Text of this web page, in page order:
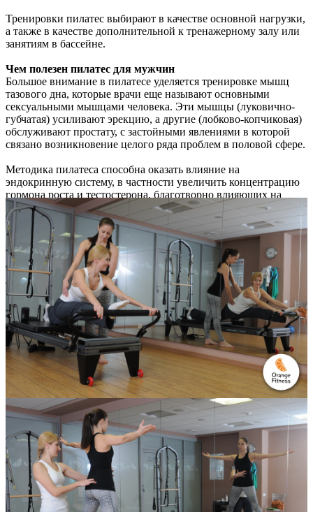
Тренировки пилатес выбирают в качестве основной нагрузки,
а также в качестве дополнительной к тренажерному залу или
занятиям в бассейне.
Чем полезен пилатес для мужчин
Большое внимание в пилатесе уделяется тренировке мышц
тазового дна, которые врачи еще называют основными
сексуальными мышцами человека. Эти мышцы (луковично-
губчатая) усиливают эрекцию, а другие (лобково-копчиковая)
обслуживают простату, с застойными явлениями в которой
связано возникновение целого ряда проблем в половой сфере.
Методика пилатеса способна оказать влияние на
эндокринную систему, в частности увеличить концентрацию
гормона роста и тестостерона, благотворно влияющих на
сексуальную сферу.
Мнение
Роман Медведев, член клуба Orange Fitness на Кубанской
Набережной
Я начал заниматься пилатесом в Orange Fitness больше года
назад. Это направление выбрал, потому что видел хорошие
результаты моих товарищей, которые ходили на пилатес, в том
числе и для решения проблем с позвоночником. За первые
полгода я постройнел на 4-5 кг. Тренировки повышают
работоспособность, улучшают самочувствие, придают
бодрости. Окончательно исчезли небольшие проблемы с
позвоночником, которые иногда беспокоили.
Я веду достаточно активный образ жизни – катаюсь на лыжах,
велосипеде, иногда бегаю, люблю играть в футбол. Пилатес
помогает мне всегда быть в форме.
Обсуждения этой записи в соцсетях: